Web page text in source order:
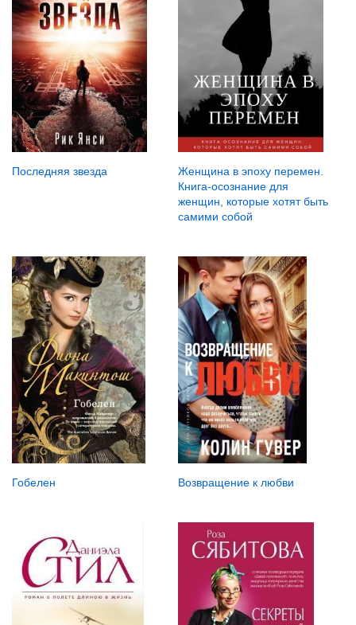
Последняя звезда
Женщина в эпоху перемен.
Книга-осознание для
женщин, которые хотят быть
самими собой
Гобелен Возвращение к любви